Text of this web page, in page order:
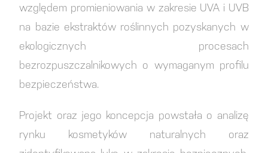
względem promieniowania w zakresie UVA i UVB
na bazie ekstraktów roślinnych pozyskanych w
ekologicznych procesach
bezrozpuszczalnikowych o wymaganym profilu
bezpieczeństwa.
Projekt oraz jego koncepcja powstała o analizę
rynku kosmetyków naturalnych oraz